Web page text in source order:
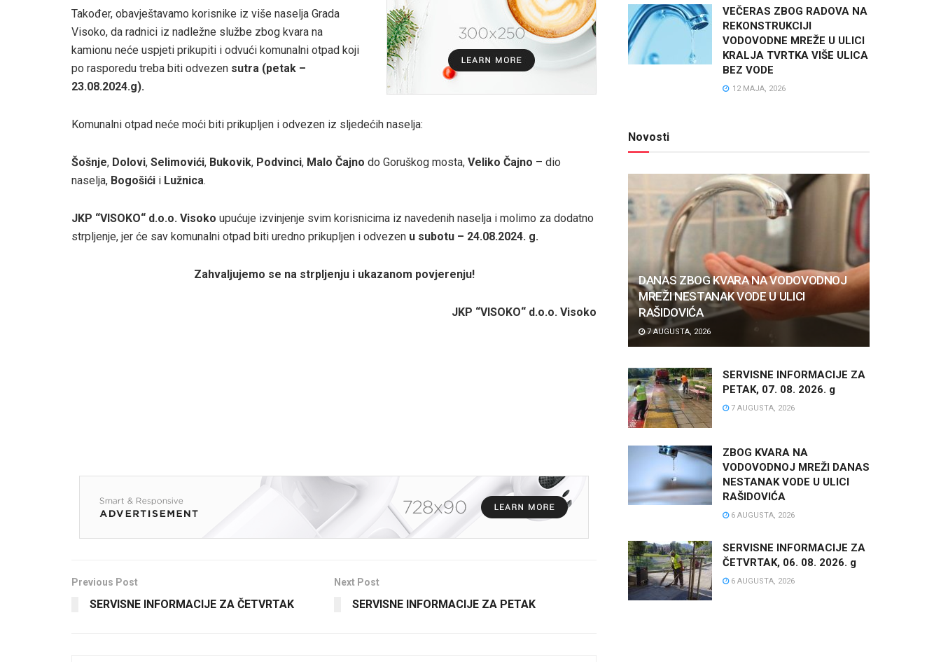
Također, obavještavamo korisnike iz više naselja Grada
Visoko, da radnici iz nadležne službe zbog kvara na
kamionu neće uspjeti prikupiti i odvući komunalni otpad koji
po rasporedu treba biti odvezen sutra (petak –
23.08.2024.g).
Komunalni otpad neće moći biti prikupljen i odvezen iz sljedećih naselja:
Šošnje, Dolovi, Selimovići, Bukovik, Podvinci, Malo Čajno do Goruškog mosta, Veliko Čajno – dio
naselja, Bogošići i Lužnica.
JKP “VISOKO“ d.o.o. Visoko upućuje izvinjenje svim korisnicima iz navedenih naselja i molimo za dodatno
strpljenje, jer će sav komunalni otpad biti uredno prikupljen i odvezen u subotu – 24.08.2024. g.
Zahvaljujemo se na strpljenju i ukazanom povjerenju!
JKP “VISOKO“ d.o.o. Visoko
Previous Post
SERVISNE INFORMACIJE ZA ČETVRTAK
Next Post
SERVISNE INFORMACIJE ZA PETAK
VEČERAS ZBOG RADOVA NA
REKONSTRUKCIJI
VODOVODNE MREŽE U ULICI
KRALJA TVRTKA VIŠE ULICA
BEZ VODE
12 MAJA, 2026
Novosti
DANAS ZBOG KVARA NA VODOVODNOJ
MREŽI NESTANAK VODE U ULICI
RAŠIDOVIĆA
7 AUGUSTA, 2026
SERVISNE INFORMACIJE ZA
PETAK, 07. 08. 2026. g
7 AUGUSTA, 2026
ZBOG KVARA NA
VODOVODNOJ MREŽI DANAS
NESTANAK VODE U ULICI
RAŠIDOVIĆA
6 AUGUSTA, 2026
SERVISNE INFORMACIJE ZA
ČETVRTAK, 06. 08. 2026. g
6 AUGUSTA, 2026